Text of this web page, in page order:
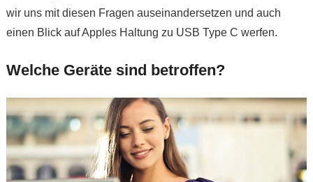
wir uns mit diesen Fragen auseinandersetzen und auch
einen Blick auf Apples Haltung zu USB Type C werfen.
Welche Geräte sind betroffen?